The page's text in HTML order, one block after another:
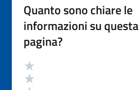
Quanto sono chiare le
informazioni su questa
pagina?
Valutazione